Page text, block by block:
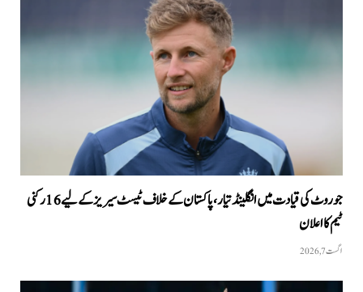
جو روٹ کی قیادت میں انگلینڈ تیار، پاکستان کے خلاف ٹیسٹ سیریز کے لیے 16 رکنی
ٹیم کا اعلان
اگست 7, 2026